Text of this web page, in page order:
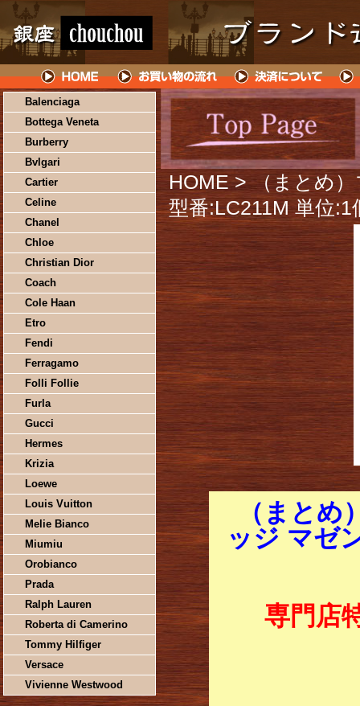
Balenciaga
Bottega Veneta
Burberry
Bvlgari
Cartier
Celine
Chanel
Chloe
Christian Dior
Coach
Cole Haan
Etro
Fendi
Ferragamo
Folli Follie
Furla
Gucci
Hermes
Krizia
Loewe
Louis Vuitton
Melie Bianco
Miumiu
Orobianco
Prada
Ralph Lauren
Roberta di Camerino
Tommy Hilfiger
Versace
Vivienne Westwood
HOME > （まとめ
型番:LC211M 単位
（まと
ッジ マゼ
専門店